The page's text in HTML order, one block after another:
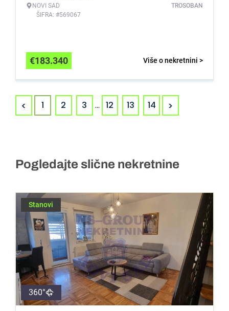
NOVI SAD
ŠIFRA: #569067
TROSOBAN
Više o nekretnini >
€183.340
< 1 2 3 ... 12 13 14 >
Pogledajte slične nekretnine
Stanovi
360°